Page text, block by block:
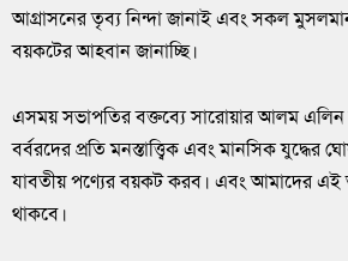
আগ্রাসনের তৃব্য নিন্দা জানাই এবং সকল
বয়কটের আহবান জানাচ্ছি।
এসময় সভাপতির বক্তব্যে সারোয়ার আলম
বর্বরদের প্রতি মনস্তাত্ত্বিক এবং মানসিক যুদ্ধের
যাবতীয় পণ্যের বয়কট করব। এবং আমাদের
থাকবে।